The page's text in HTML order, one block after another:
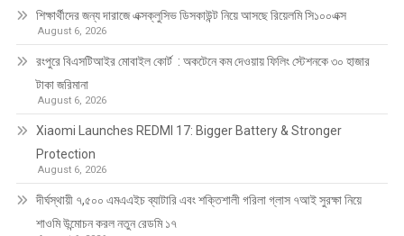
শিক্ষার্থীদের জন্য দারাজে এক্সক্লুসিভ ডিসকাউন্ট নিয়ে আসছে রিয়েলমি সি১০০এক্স
August 6, 2026
রংপুরে বিএসটিআইর মোবাইল কোর্ট : অকটেনে কম দেওয়ায় ফিলিং স্টেশনকে ৩০ হাজার
টাকা জরিমানা
August 6, 2026
Xiaomi Launches REDMI 17: Bigger Battery & Stronger
Protection
August 6, 2026
দীর্ঘস্থায়ী ৭,৫০০ এমএএইচ ব্যাটারি এবং শক্তিশালী গরিলা গ্লাস ৭আই সুরক্ষা নিয়ে
শাওমি উন্মোচন করল নতুন রেডমি ১৭